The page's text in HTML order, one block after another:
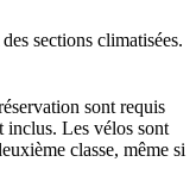
sections climatisées.
sont requis
inclus. Les vélos sont
classe, même si